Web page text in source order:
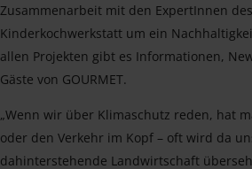
Zusammenarbeit mit den ExpertInnen
Kinderkochwerkstatt um ein
allen Projekten gibt es Informationen,
Gäste von GOURMET.
„Wenn wir über Klimaschutz reden, hat
oder den Verkehr im Kopf – oft wird da
dahinterstehende Landwirtschaft